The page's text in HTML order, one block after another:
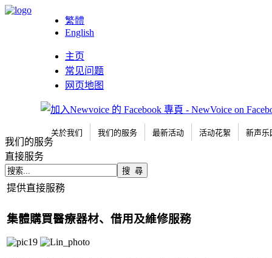
繁體
English
主页
常见问题
网页地图
关於我们 我们的服务 最新活动 活动花絮 新声乐
我们的服务
直接服务
提供直接服務
集體購買醫療器材、借用及維修服務